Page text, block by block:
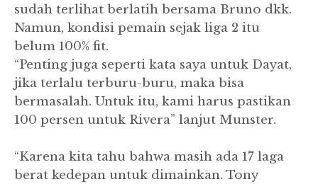
sudah terlihat berlatih bersama Bruno dkk.
Namun, kondisi pemain sejak liga 2 itu
belum 100% fit.
“Penting juga seperti kata saya untuk Dayat,
jika terlalu terburu-buru, maka bisa
bermasalah. Untuk itu, kami harus pastikan
100 persen untuk Rivera” lanjut Munster.
“Karena kita tahu bahwa masih ada 17 laga
berat kedepan untuk dimainkan. Tony